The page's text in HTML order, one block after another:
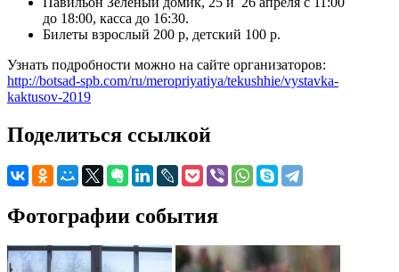
до 18:00, касса до 16:30.
Билеты взрослый 200 р, детский 100 р.
Узнать подробности можно на сайте организаторов:
http://botsad-spb.com/ru/meropriyatiya/tekushhie/vystavka-
kaktusov-2019
Поделиться ссылкой
Фотографии события